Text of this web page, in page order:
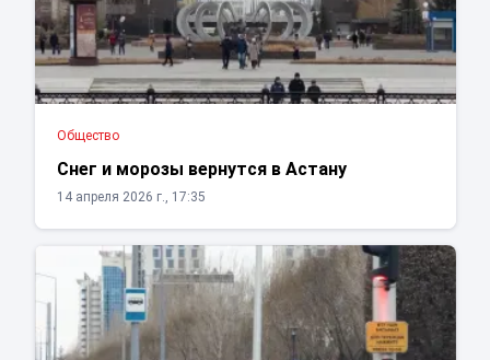
Общество
Снег и морозы вернутся в Астану
14 апреля 2026 г., 17:35